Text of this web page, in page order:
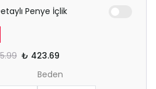
Penye İçlik
₺ 423.69
Beden